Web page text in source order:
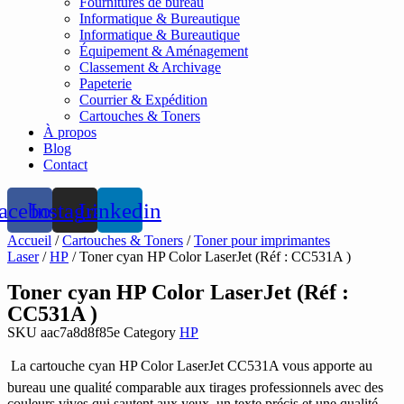
Informatique & Bureautique
Informatique & Bureautique
Équipement & Aménagement
Classement & Archivage
Papeterie
Courrier & Expédition
Cartouches & Toners
À propos
Blog
Contact
InstagramLinkedin
Accueil /Cartouches & Toners /Toner pour imprimantes
Laser/HP / Toner cyan HP Color LaserJet (Réf : CC531A )
Toner cyan HP Color LaserJet (Réf :
CC531A )
SKU aac7a8d8f85e Category HP
 La cartouche cyan HP Color LaserJet CC531A vous apporte au
bureau une qualité comparable aux tirages professionnels avec des